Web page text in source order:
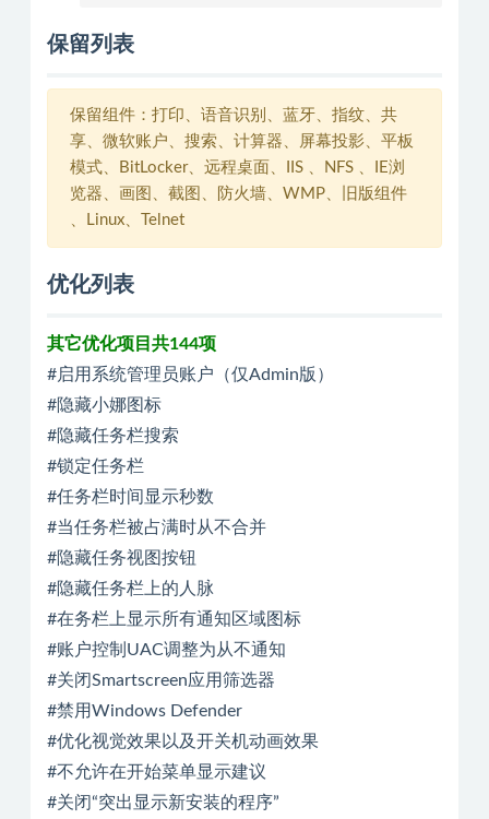
保留列表
保留组件：打印、语音识别、蓝牙、指纹、共
享、微软账户、搜索、计算器、屏幕投影、平板
模式、BitLocker、远程桌面、IIS 、NFS 、IE浏
览器、画图、截图、防火墙、WMP、旧版组件
、Linux、Telnet
优化列表
其它优化项目共144项
#启用系统管理员账户（仅Admin版）
#隐藏小娜图标
#隐藏任务栏搜索
#锁定任务栏
#任务栏时间显示秒数
#当任务栏被占满时从不合并
#隐藏任务视图按钮
#隐藏任务栏上的人脉
#在务栏上显示所有通知区域图标
#账户控制UAC调整为从不通知
#关闭Smartscreen应用筛选器
#禁用Windows Defender
#优化视觉效果以及开关机动画效果
#不允许在开始菜单显示建议
#关闭“突出显示新安装的程序”